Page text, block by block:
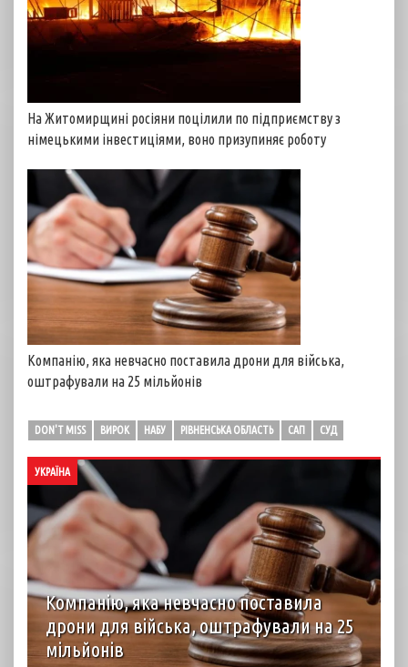
На Житомирщині росіяни поцілили по підприємству з
німецькими інвестиціями, воно призупиняє роботу
Компанію, яка невчасно поставила дрони для війська,
оштрафували на 25 мільйонів
DON'T MISS ВИРОК НАБУ РІВНЕНСЬКА ОБЛАСТЬ САП СУД
УКРАЇНА
Компанію, яка невчасно поставила
дрони для війська, оштрафували на 25
мільйонів